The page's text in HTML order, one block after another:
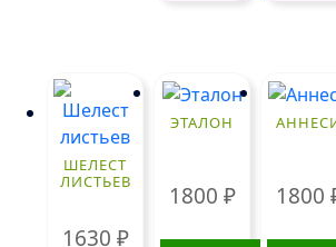
ШЕЛЕСТ
ЛИСТЬЕВ
1630 ₽
ЭТАЛОН
1800 ₽ 1800